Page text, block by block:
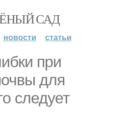
САД
новости статьи
при
для
следует